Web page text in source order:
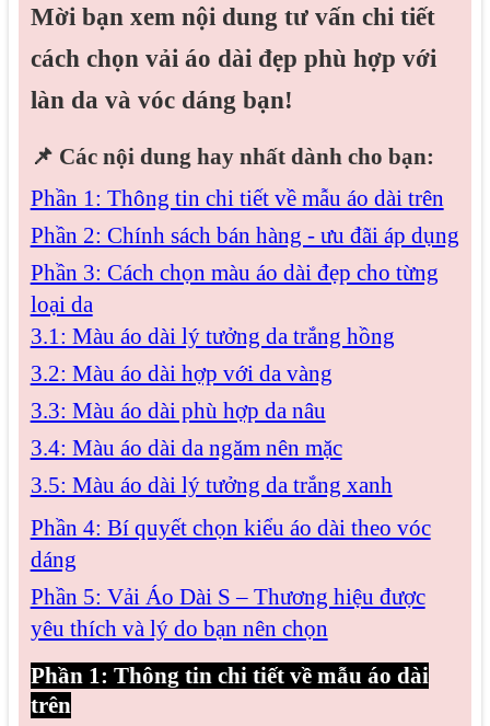
Mời bạn xem nội dung tư vấn chi tiết
cách chọn vải áo dài đẹp phù hợp với
làn da và vóc dáng bạn!
📌 Các nội dung hay nhất dành cho bạn:
Phần 1: Thông tin chi tiết về mẫu áo dài trên
Phần 2: Chính sách bán hàng - ưu đãi áp dụng
Phần 3: Cách chọn màu áo dài đẹp cho từng
loại da
3.1: Màu áo dài lý tưởng da trắng hồng
3.2: Màu áo dài hợp với da vàng
3.3: Màu áo dài phù hợp da nâu
3.4: Màu áo dài da ngăm nên mặc
3.5: Màu áo dài lý tưởng da trắng xanh
Phần 4: Bí quyết chọn kiểu áo dài theo vóc
dáng
Phần 5: Vải Áo Dài S – Thương hiệu được
yêu thích và lý do bạn nên chọn
Phần 1: Thông tin chi tiết về mẫu áo dài
trên